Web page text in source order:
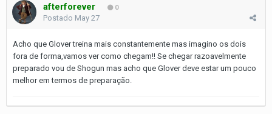
afterforever 0
Postado May 27
Acho que Glover treina mais constantemente mas imagino os dois
fora de forma,vamos ver como chegam!! Se chegar razoavelmente
preparado vou de Shogun mas acho que Glover deve estar um pouco
melhor em termos de preparação.